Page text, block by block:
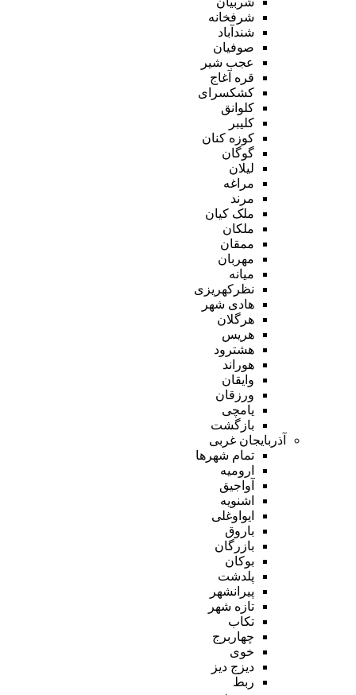
شرفخانه
شندآباد
صوفیان
عجب شیر
قره آغاج
کشکسرای
کلوانق
کلیبر
کوزه کنان
گوگان
لیلان
مراغه
مرند
ملک کیان
ملکان
ممقان
مهربان
میانه
نظرکهریزی
هادی شهر
هرگلان
هریس
هشترود
هوراند
وایقان
ورزقان
یامچی
بازگشت
آذربایجان غربی
تمام شهر‌ها
ارومیه
آواجیق
اشنویه
ایواوغلی
باروق
بازرگان
بوکان
پلدشت
پیرانشهر
تازه شهر
تکاب
چهاربرج
خوی
دیزج دیز
ربط